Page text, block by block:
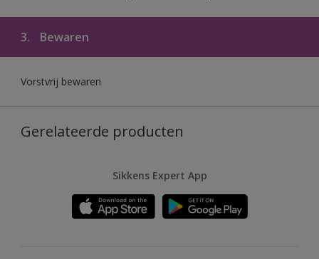
3. Bewaren
Vorstvrij bewaren
Gerelateerde producten
Sikkens Expert App